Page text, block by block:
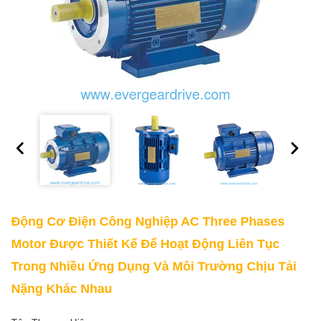
Động Cơ Điện Công Nghiệp AC Three Phases
Motor Được Thiết Kế Để Hoạt Động Liên Tục
Trong Nhiều Ứng Dụng Và Môi Trường Chịu Tải
Nặng Khác Nhau